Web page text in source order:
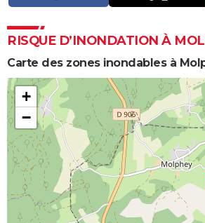
FORUM
Bricolage
Lifestyle
Culture
Sport
Auto
Television
Voyage
Cinema
RISQUE D’INONDATION À
Carte des zones inondables à
+
−